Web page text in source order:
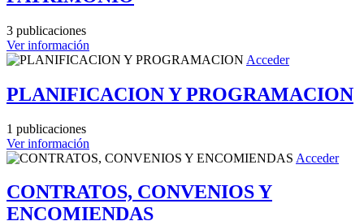
3 publicaciones
Ver información
Acceder
PLANIFICACION Y PROGRAMACION
1 publicaciones
Ver información
Acceder
CONTRATOS, CONVENIOS Y
ENCOMIENDAS